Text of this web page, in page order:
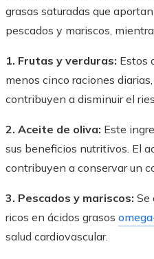
grasas saturadas que
pescados y mariscos,
1. Frutas y verduras: Estos
menos cinco raciones
contribuyen a disminuir el
2. Aceite de oliva: Este
sus beneficios nutritivos. El
contribuyen a conservar un
3. Pescados y mariscos: Se
ricos en ácidos grasos
salud cardiovascular.